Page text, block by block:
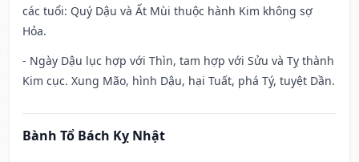
các tuổi: Quý Dậu và Ất Mùi thuộc hành Kim không sợ
Hỏa.
- Ngày Dậu lục hợp với Thìn, tam hợp với Sửu và Tỵ thành
Kim cục. Xung Mão, hình Dậu, hại Tuất, phá Tý, tuyệt Dần.
Bành Tổ Bách Kỵ Nhật